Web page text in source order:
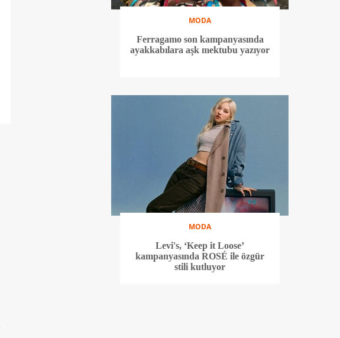
MODA
Ferragamo son kampanyasında
ayakkabılara aşk mektubu yazıyor
MODA
Levi's, ‘Keep it Loose’
kampanyasında ROSÉ ile özgür
stili kutluyor